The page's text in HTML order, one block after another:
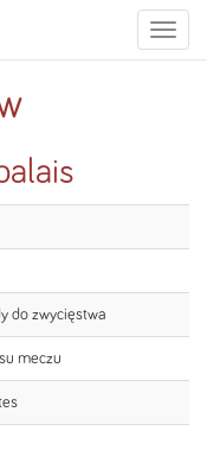
Toggle
do zwycięstwa
meczu